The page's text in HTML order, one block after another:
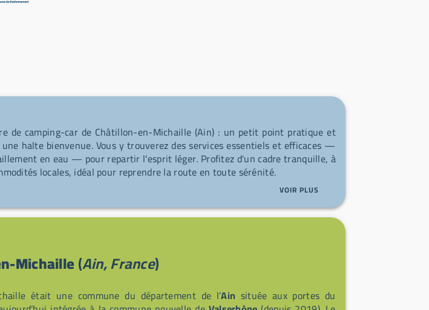
de camping-car de Châtillon-en-Michaille (Ain) : un petit point pratique et
halte bienvenue. Vous y trouverez des services essentiels et efficaces —
en eau — pour repartir l'esprit léger. Profitez d'un cadre tranquille, à
locales, idéal pour reprendre la route en toute sérénité.
VOIR PLUS
Michaille(Ain, France)
était une commune du département de l’Ain située aux portes du